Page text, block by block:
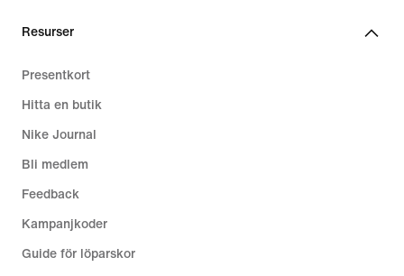
Resurser
Presentkort
Hitta en butik
Nike Journal
Bli medlem
Feedback
Kampanjkoder
Guide för löparskor